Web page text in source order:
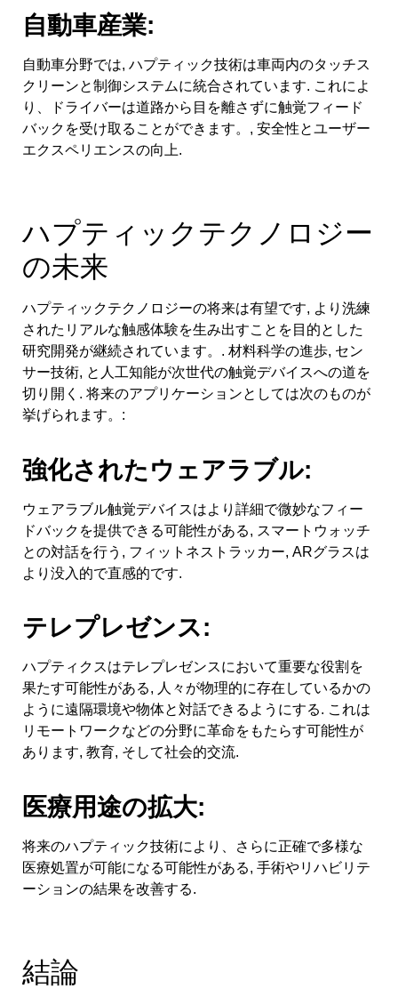
自動車産業:
自動車分野では, ハプティック技術は車両内のタッチス
クリーンと制御システムに統合されています. これによ
り、ドライバーは道路から目を離さずに触覚フィード
バックを受け取ることができます。, 安全性とユーザー
エクスペリエンスの向上.
ハプティックテクノロジー
の未来
ハプティックテクノロジーの将来は有望です, より洗練
されたリアルな触感体験を生み出すことを目的とした
研究開発が継続されています。. 材料科学の進歩, セン
サー技術, と人工知能が次世代の触覚デバイスへの道を
切り開く. 将来のアプリケーションとしては次のものが
挙げられます。:
強化されたウェアラブル:
ウェアラブル触覚デバイスはより詳細で微妙なフィー
ドバックを提供できる可能性がある, スマートウォッチ
との対話を行う, フィットネストラッカー, ARグラスは
より没入的で直感的です.
テレプレゼンス:
ハプティクスはテレプレゼンスにおいて重要な役割を
果たす可能性がある, 人々が物理的に存在しているかの
ように遠隔環境や物体と対話できるようにする. これは
リモートワークなどの分野に革命をもたらす可能性が
あります, 教育, そして社会的交流.
医療用途の拡大:
将来のハプティック技術により、さらに正確で多様な
医療処置が可能になる可能性がある, 手術やリハビリテ
ーションの結果を改善する.
結論